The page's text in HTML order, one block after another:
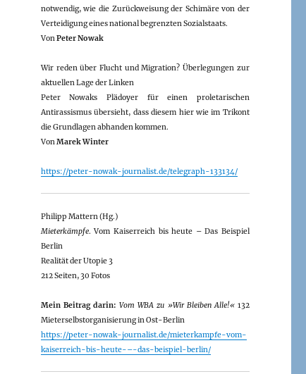
notwendig, wie die Zurückweisung der Schimäre von der
Verteidigung eines national begrenzten Sozialstaats.
VonPeter Nowak
Wir reden über Flucht und Migration? Überlegungen zur
aktuellen Lage der Linken
Peter Nowaks Plädoyer für einen proletarischen
Antirassismus übersieht, dass diesem hier wie im Trikont
die Grundlagen abhanden kommen.
VonMarek Winter
https://peter-nowak-journalist.de/telegraph-133134/
Philipp Mattern (Hg.)
Mieterkämpfe. Vom Kaiserreich bis heute – Das Beispiel
Berlin
Realität der Utopie 3
212 Seiten, 30 Fotos
Mein Beitrag darin: Vom WBA zu »Wir Bleiben Alle!«132
Mieterselbstorganisierung in Ost-Berlin
https://peter-nowak-journalist.de/mieterkampfe-vom-
kaiserreich-bis-heute-–-das-beispiel-berlin/